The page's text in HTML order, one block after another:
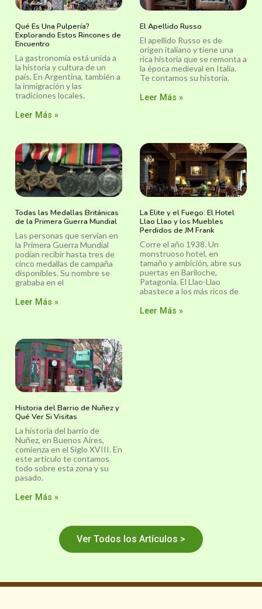
Qué Es Una Pulpería?
Explorando Estos Rincones de
Encuentro
La gastronomía está unida a
la historia y cultura de un
país. En Argentina, también a
la inmigración y las
tradiciones locales.
Leer Más »
El Apellido Russo
El apellido Russo es de
origen italiano y tiene una
rica historia que se remonta a
la época medieval en Italia.
Te contamos su historia.
Leer Más »
Todas las Medallas Británicas
de la Primera Guerra Mundial
Las personas que servían en
la Primera Guerra Mundial
podían recibir hasta tres de
cinco medallas de campaña
disponibles. Su nombre se
grababa en el
Leer Más »
La Elite y el Fuego: El Hotel
Llao Llao y los Muebles
Perdidos de JM Frank
Corre el año 1938. Un
monstruoso hotel, en
tamaño y ambición, abre sus
puertas en Bariloche,
Patagonia. El Llao-Llao
abastece a los más ricos de
Leer Más »
Historia del Barrio de Nuñez y
Qué Ver Si Visitas
La historia del barrio de
Nuñez, en Buenos Aires,
comienza en el Siglo XVIII. En
este artículo te contamos
todo sobre esta zona y su
pasado.
Leer Más »
Ver Todos los Artículos >